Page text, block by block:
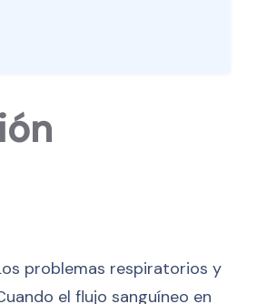
problemas respiratorios y
el flujo sanguíneo en